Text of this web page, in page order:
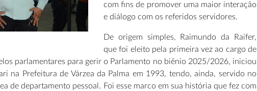
com fins de promover uma maior interação
e diálogo com os referidos servidores.
De origem simples, Raimundo da Raifer,
que foi eleito pela primeira vez ao cargo de
parlamentares para gerir o Parlamento no biênio 2025/2026, iniciou
na Prefeitura de Várzea da Palma em 1993, tendo, ainda, servido no
de departamento pessoal. Foi esse marco em sua história que fez com